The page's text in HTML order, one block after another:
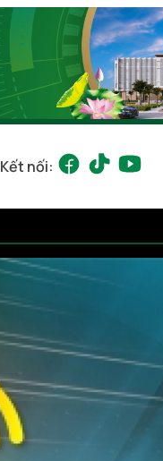
Kết nối: